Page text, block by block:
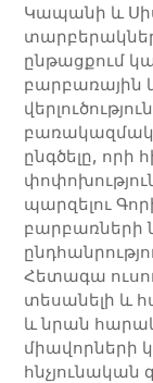
Կապանի և
ընթացքում
բարբառային
ընգծելը, որի
պարզելու
բարբառների
Հետագա
տեսանելի և
և նրան
հնչյունական